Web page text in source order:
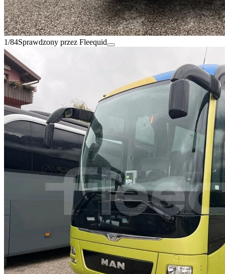
1/84Sprawdzony przez Fleequid